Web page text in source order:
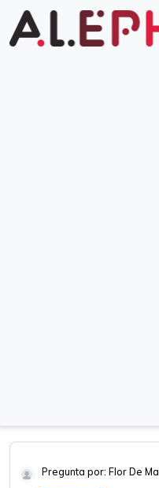
Pregunta por: Flor De